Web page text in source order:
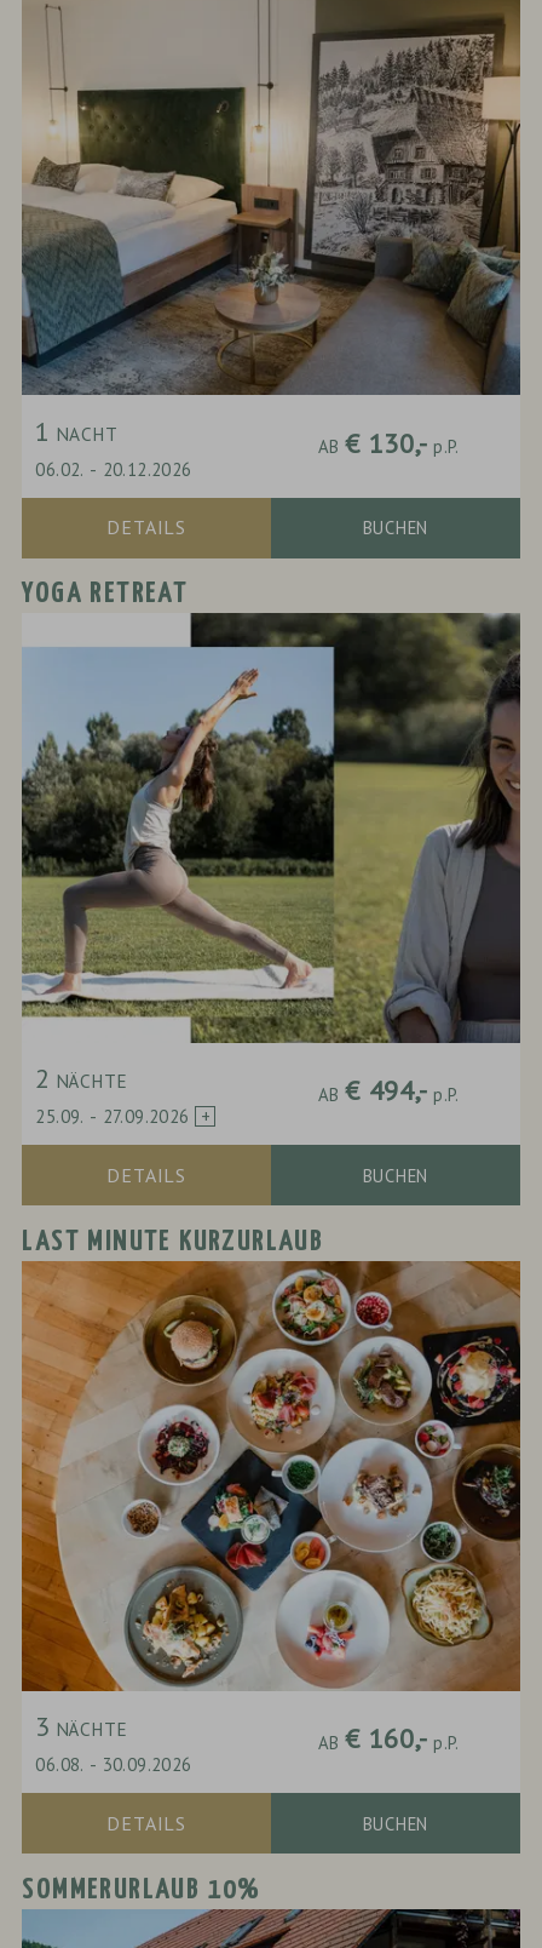
1 NACHT
06.02. - 20.12.2026
AB € 130,- p.P.
DETAILS BUCHEN
YOGA RETREAT
2 NÄCHTE
25.09. - 27.09.2026
AB € 494,- p.P.
DETAILS BUCHEN
LAST MINUTE KURZURLAUB
3 NÄCHTE
06.08. - 30.09.2026
AB € 160,- p.P.
DETAILS BUCHEN
SOMMERURLAUB 10%